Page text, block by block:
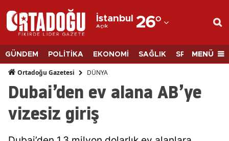
İstanbul
Açık 26°
Adana
Adıyaman
Afyonkarahisar
Ağrı
Ankara
GÜNDEM POLİTİKA EKONOMİ SAĞLIK SPORMENÜ
Ortadoğu Gazetesi DÜNYA
Dubai’den ev alana AB’ye
vizesiz giriş